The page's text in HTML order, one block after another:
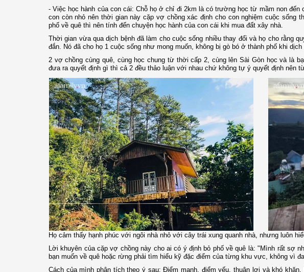
- Việc học hành của con cái: Chỗ họ ở chỉ đi 2km là có trường học từ mầm non
con còn nhỏ nên thời gian này cặp vợ chồng xác định cho con nghiệm cuộc sống
phố về quê thì nên tính đến chuyện học hành của con cái khi mua đất xây nhà.
Thời gian vừa qua dịch bệnh đã làm cho cuộc sống nhiều thay đổi và họ cho rằng
đắn. Nó đã cho họ 1 cuộc sống như mong muốn, không bị gò bó ở thành phố khi
2 vợ chồng cùng quê, cùng học chung từ thời cấp 2, cùng lên Sài Gòn học và là
đưa ra quyết định gì thì cả 2 đều thảo luận với nhau chứ không tự ý quyết định nên
Họ cảm thấy hạnh phúc với ngôi nhà nhỏ với cây trái xung quanh nhà, nhưng luôn
Lời khuyên của cặp vợ chồng này cho ai có ý định bỏ phố về quê là: "Mình rất sợ
bạn muốn về quê hoặc rừng phải tìm hiểu kỹ đặc điểm của từng khu vực, không vì
Cách của mình phân tích theo ý sau: Điểm mạnh, điểm yếu, thuận lợi và khó